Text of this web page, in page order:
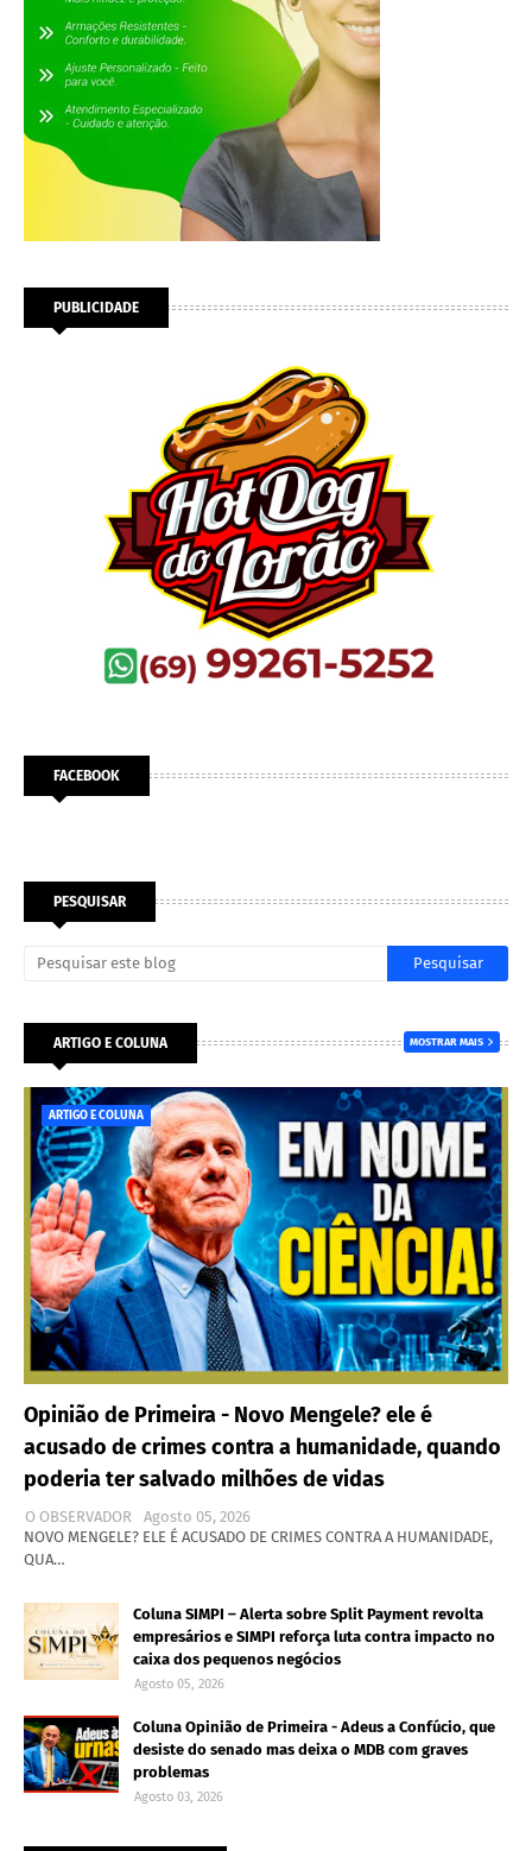
PUBLICIDADE
FACEBOOK
PESQUISAR
ARTIGO E COLUNA MOSTRAR MAIS
ARTIGO E COLUNA
Opinião de Primeira - Novo Mengele? ele é
acusado de crimes contra a humanidade, quando
poderia ter salvado milhões de vidas
O OBSERVADOR
Agosto 05, 2026
NOVO MENGELE? ELE É ACUSADO DE CRIMES CONTRA A HUMANIDADE,
QUA…
Coluna SIMPI – Alerta sobre Split Payment revolta
empresários e SIMPI reforça luta contra impacto no
caixa dos pequenos negócios
Agosto 05, 2026
Coluna Opinião de Primeira - Adeus a Confúcio, que
desiste do senado mas deixa o MDB com graves
problemas
Agosto 03, 2026